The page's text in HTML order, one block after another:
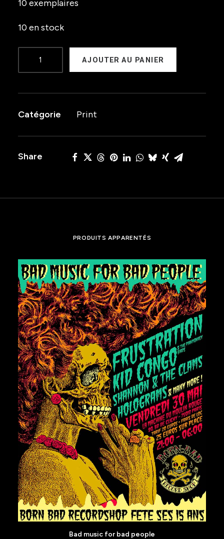
10 exemplaires
10 en stock
de
#2
AJOUTER AU PANIER
Catégorie Print
Share
PRODUITS APPARENTÉS
AJOUTER AU PANIER
Bad music for bad people